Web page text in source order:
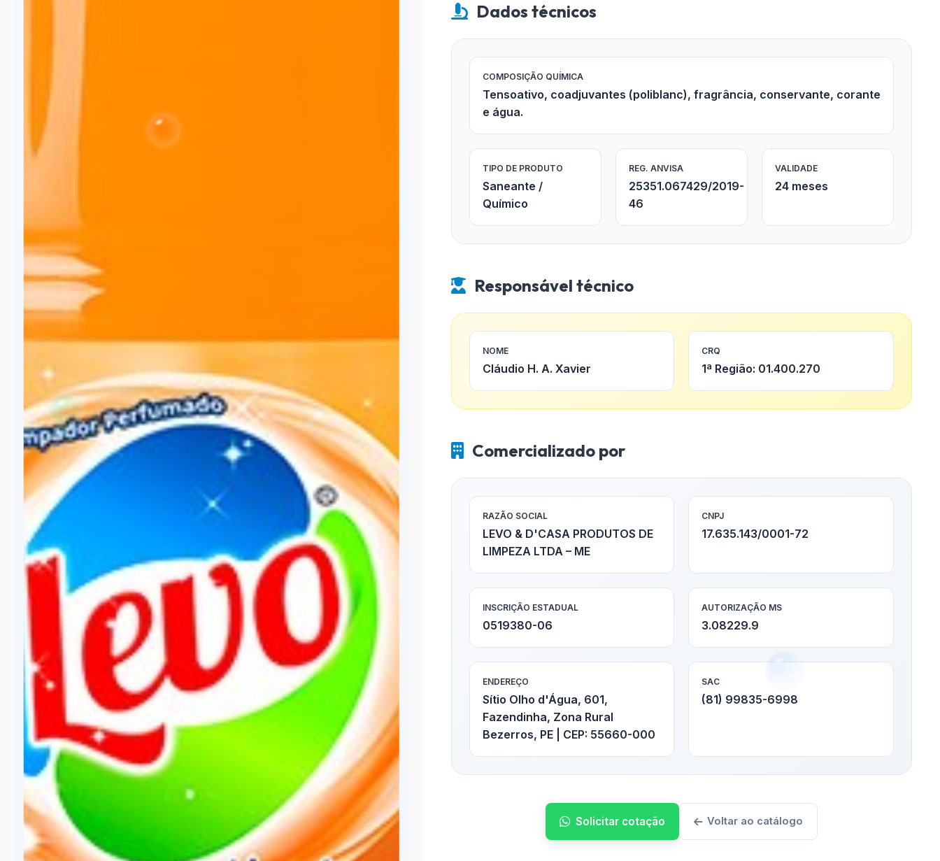
Dados técnicos
COMPOSIÇÃO QUÍMICA
Tensoativo, coadjuvantes (poliblanc), fragrância, conservante, corante
e água.
TIPO DE PRODUTO
Saneante /
Químico
REG. ANVISA
25351.067429/2019-
46
VALIDADE
24 meses
Responsável técnico
NOME
Cláudio H. A. Xavier
CRQ
1ª Região: 01.400.270
Comercializado por
RAZÃO SOCIAL
LEVO & D'CASA PRODUTOS DE
LIMPEZA LTDA – ME
CNPJ
17.635.143/0001-72
INSCRIÇÃO ESTADUAL
0519380-06
AUTORIZAÇÃO MS
3.08229.9
ENDEREÇO
Sítio Olho d'Água, 601,
Fazendinha, Zona Rural
Bezerros, PE | CEP: 55660-000
SAC
(81) 99835-6998
Solicitar cotação Voltar ao catálogo